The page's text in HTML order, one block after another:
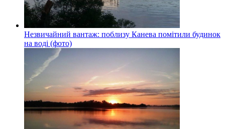
Незвичайний вантаж: поблизу Канева помітили будинок
на воді (фото)